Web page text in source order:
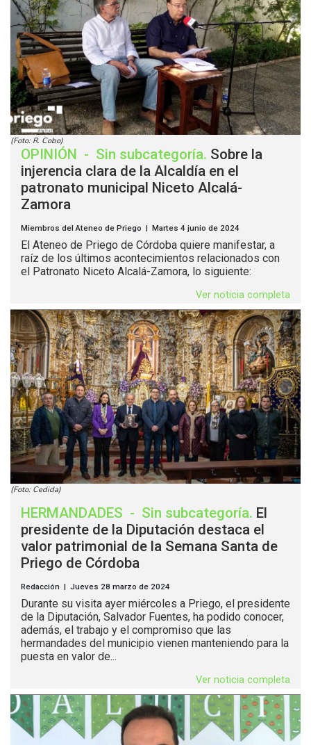
(Foto: R. Cobo)
OPINIÓN - Sin subcategoría. Sobre la
injerencia clara de la Alcaldía en el
patronato municipal Niceto Alcalá-
Zamora
Miembros del Ateneo de Priego | Martes 4 junio de 2024
El Ateneo de Priego de Córdoba quiere manifestar, a
raíz de los últimos acontecimientos relacionados con
el Patronato Niceto Alcalá-Zamora, lo siguiente:
Ver noticia completa
(Foto: Cedida)
HERMANDADES - Sin subcategoría. El
presidente de la Diputación destaca el
valor patrimonial de la Semana Santa de
Priego de Córdoba
Redacción | Jueves 28 marzo de 2024
Durante su visita ayer miércoles a Priego, el presidente
de la Diputación, Salvador Fuentes, ha podido conocer,
además, el trabajo y el compromiso que las
hermandades del municipio vienen manteniendo para la
puesta en valor de...
Ver noticia completa